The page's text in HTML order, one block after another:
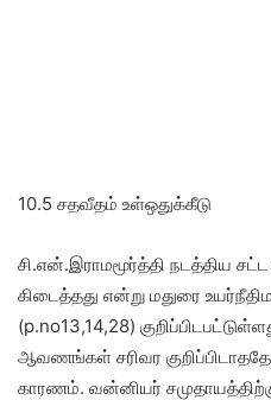
10.5 சதவீதம் உள்ஒதுக்கீடு
சி.என்.இராமமூர்த்தி நடத்திய
கிடைத்தது என்று மதுரை
(p.no13,14,28)
ஆவணங்கள் சரிவர
காரணம். வன்னியர்